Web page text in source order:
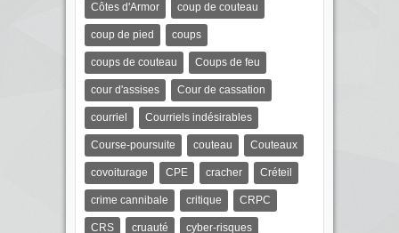
Côtes d'Armor coup de couteau
coup de pied coups
coups de couteau Coups de feu
cour d'assises Cour de cassation
courriel Courriels indésirables
Course-poursuite couteau Couteaux
covoiturage CPE cracher Créteil
crime cannibale critique CRPC
CRS cruauté cyber-risques